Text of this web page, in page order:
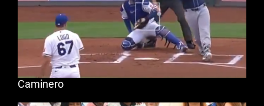
Caminero